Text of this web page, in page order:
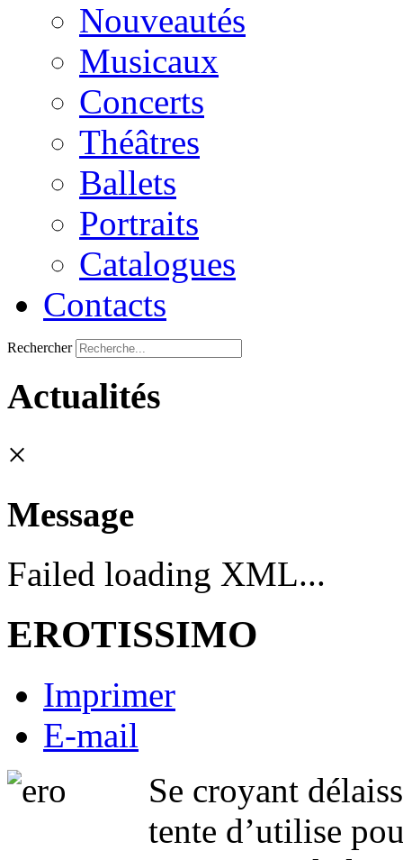
Nouveautés
Musicaux
Concerts
Théâtres
Ballets
Portraits
Catalogues
Contacts
Rechercher
Actualités
×
Message
Failed loading XML...
EROTISSIMO
Imprimer
E-mail
Se croyant
tente d’utilise